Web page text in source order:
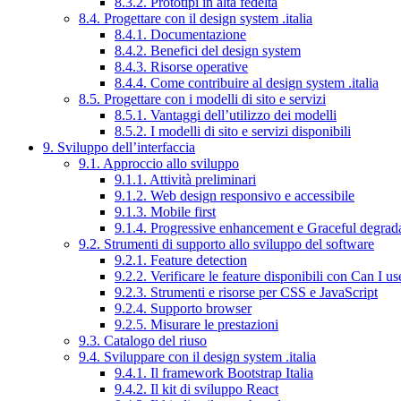
8.4. Progettare con il design system .italia
8.4.1. Documentazione
8.4.2. Benefici del design system
8.4.3. Risorse operative
8.4.4. Come contribuire al design system .italia
8.5. Progettare con i modelli di sito e servizi
8.5.1. Vantaggi dell’utilizzo dei modelli
8.5.2. I modelli di sito e servizi disponibili
9. Sviluppo dell’interfaccia
9.1. Approccio allo sviluppo
9.1.1. Attività preliminari
9.1.2. Web design responsivo e accessibile
9.1.3. Mobile first
9.1.4. Progressive enhancement e Graceful
9.2. Strumenti di supporto allo sviluppo del software
9.2.1. Feature detection
9.2.2. Verificare le feature disponibili con Can I
9.2.3. Strumenti e risorse per CSS e JavaScript
9.2.4. Supporto browser
9.2.5. Misurare le prestazioni
9.3. Catalogo del riuso
9.4. Sviluppare con il design system .italia
9.4.1. Il framework Bootstrap Italia
9.4.2. Il kit di sviluppo React